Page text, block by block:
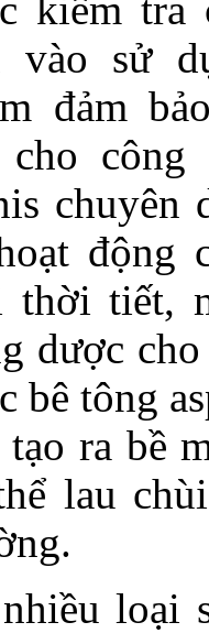
kiểm tra
vào sử
đảm
cho công
chuyên
động
thời tiết,
dược
bê tông
tạo ra bề
lau
loại